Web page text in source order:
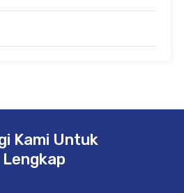
Kami Untuk